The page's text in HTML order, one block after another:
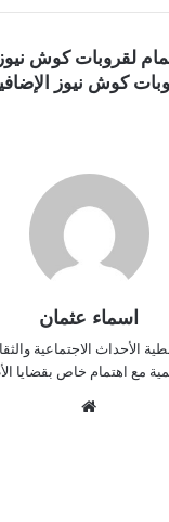
لقروبات كوش
كوش نيوز
اسماء عثمان
الأحداث الاجتماعية
مع اهتمام خاص بقضايا